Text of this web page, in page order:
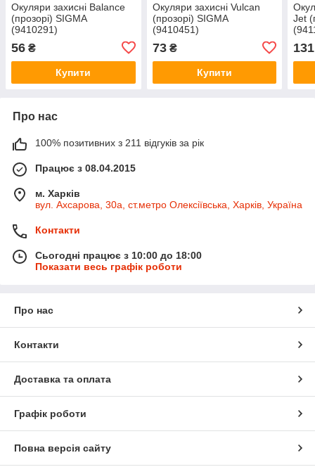
Окуляри захисні Balance
(прозорі) SIGMA
(9410291)
56 ₴
Купити
Окуляри захисні Vulcan
(прозорі) SIGMA
(9410451)
73₴
Купити
Jet
131
Про нас
100% позитивних з 211 відгуків за рік
Працює з 08.04.2015
м. Харків
вул. Ахсарова, 30а, ст.метро Олексіївська, Харків, Україна
Контакти
Сьогодні працює з 10:00 до 18:00
Показати весь графік роботи
Про нас
Контакти
Доставка та оплата
Графік роботи
Повна версія сайту